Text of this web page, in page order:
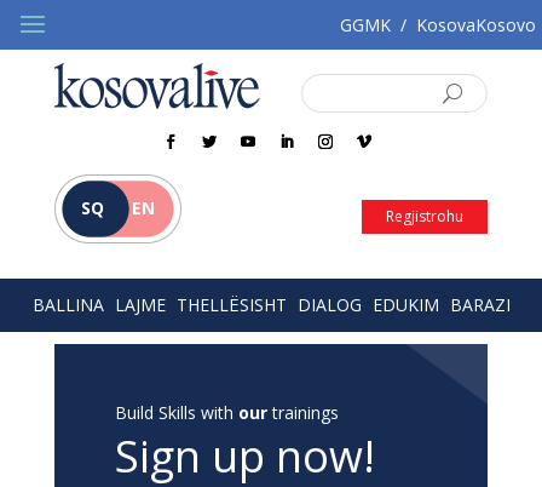
GGMK / KosovaKosovo
SQ EN Regjistrohu
BALLINA LAJME THELLËSISHT DIALOG EDUKIM BARAZI
Build Skills with ourtrainings
Sign up now!